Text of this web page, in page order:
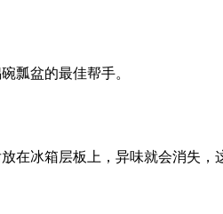
瓢盆的最佳帮手。
在冰箱层板上，异味就会消失